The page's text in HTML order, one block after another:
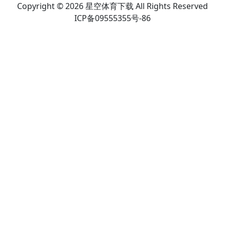
Copyright © 2026 星空体育下载 All Rights Reserved
ICP备09555355号-86